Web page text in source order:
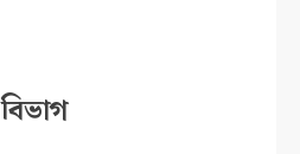
বিভাগ